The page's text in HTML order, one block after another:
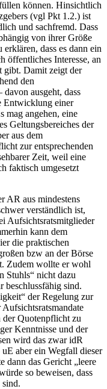
können. Hinsichtlich
(vgl Pkt 1.2.) ist
und sachfremd. Dass
von ihrer Größe
dass es dann ein
öffentliches Interesse, an
gibt. Damit zeigt der
den
ausgeht, dass
Entwicklung einer
mag angehen, eine
Geltungsbereiches der
aus dem
zur entsprechenden
Zeit, weil eine
faktisch umgesetzt
AR aus mindestens
verständlich ist,
Aufsichtsratsmitglieder
kann dem
die praktischen
bzw an der Börse
Zudem wollte er wohl
Stuhls“ nicht dazu
beschlussfähig sind.
der Regelung zur
der Quotenpflicht zu
Kenntnisse und der
wird das zwar idR
aber ein Wegfall dieser
dann das Gericht „leere
so beweisen, dass